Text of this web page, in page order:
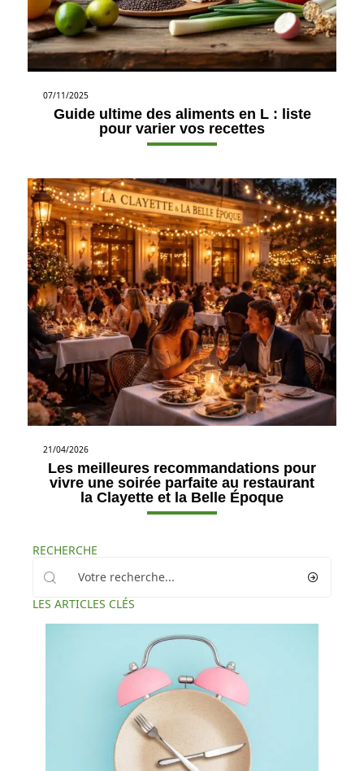
07/11/2025
Guide ultime des aliments en L : liste
pour varier vos recettes
21/04/2026
Les meilleures recommandations pour
vivre une soirée parfaite au restaurant
la Clayette et la Belle Époque
RECHERCHE
LES ARTICLES CLÉS